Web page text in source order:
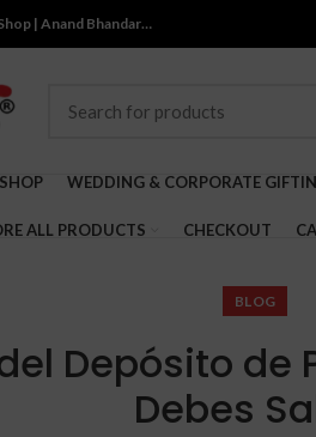
| Anand Bhandar…
WEDDING & CORPORATE
ALL PRODUCTS CHECKOUT
BLOG
Depósito de
Debes